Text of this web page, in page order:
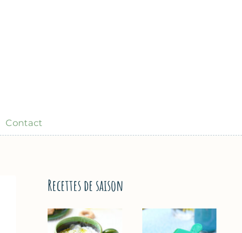
Contact
Recettes de saison